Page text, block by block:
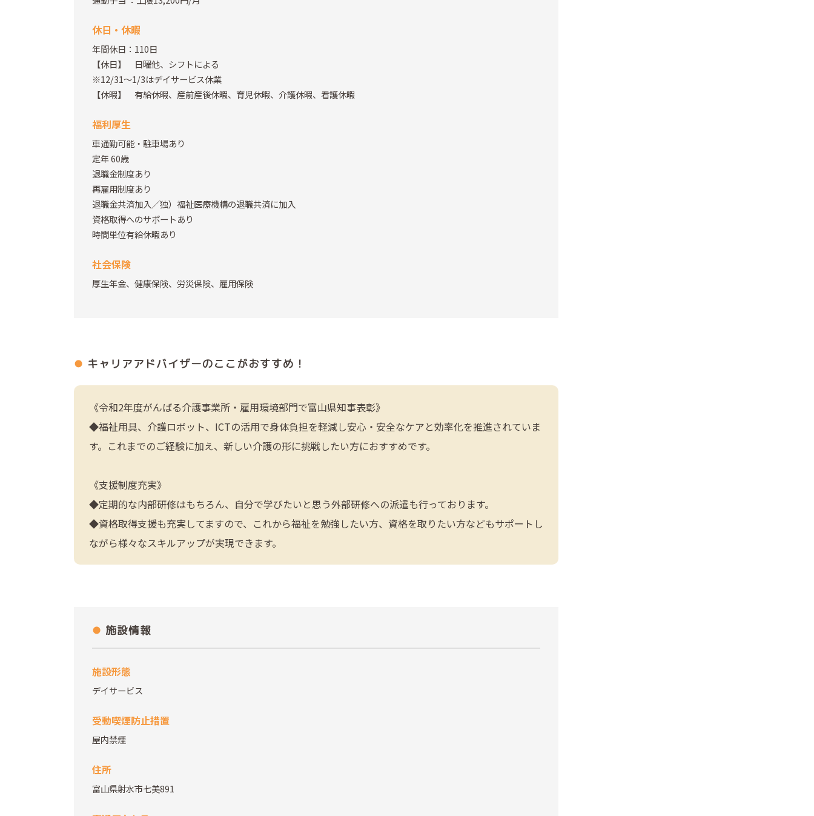
休日・休暇
年間休日：110日
【休日】 日曜他、シフトによる
※12/31～1/3はデイサービス休業
【休暇】 有給休暇、産前産後休暇、育児休暇、介護休暇、看護休暇
福利厚生
車通勤可能・駐車場あり
定年 60歳
退職金制度あり
再雇用制度あり
退職金共済加入／独）福祉医療機構の退職共済に加入
資格取得へのサポートあり
時間単位有給休暇あり
社会保険
厚生年金、健康保険、労災保険、雇用保険
キャリアアドバイザーのここがおすすめ！
《令和2年度がんばる介護事業所・雇用環境部門で富山県知事表彰》
◆福祉用具、介護ロボット、ICTの活用で身体負担を軽減し安心・安全なケアと効率化を推進されていま
す。これまでのご経験に加え、新しい介護の形に挑戦したい方におすすめです。
《支援制度充実》
◆定期的な内部研修はもちろん、自分で学びたいと思う外部研修への派遣も行っております。
◆資格取得支援も充実してますので、これから福祉を勉強したい方、資格を取りたい方などもサポートし
ながら様々なスキルアップが実現できます。
施設情報
施設形態
デイサービス
受動喫煙防止措置
屋内禁煙
住所
富山県射水市七美891